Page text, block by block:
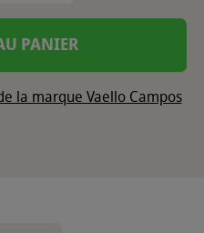
PANIER
la marque Vaello Campos